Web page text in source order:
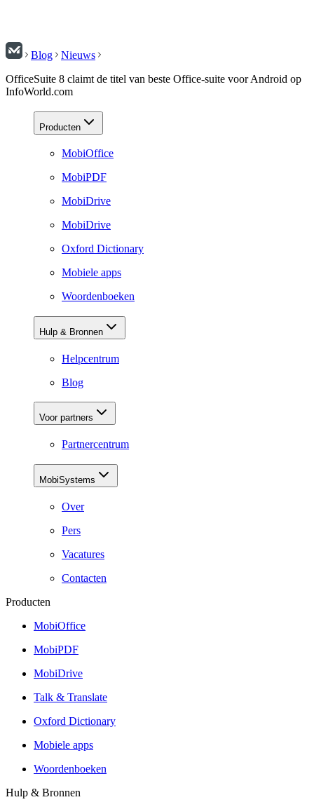
Blog
Nieuws
OfficeSuite 8 claimt de titel van beste Office-suite voor Android op
InfoWorld.com
Producten
MobiOffice
MobiPDF
MobiDrive
MobiDrive
Oxford Dictionary
Mobiele apps
Woordenboeken
Hulp & Bronnen
Helpcentrum
Blog
Voor partners
Partnercentrum
MobiSystems
Over
Pers
Vacatures
Contacten
Producten
MobiOffice
MobiPDF
MobiDrive
Talk & Translate
Oxford Dictionary
Mobiele apps
Woordenboeken
Hulp & Bronnen